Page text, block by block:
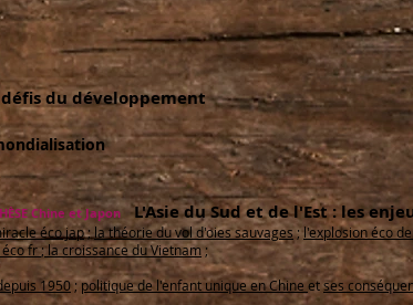
du développement
Chine et Japon L'Asie du Sud et de l'Est : les
éco jap; la théorie du vol d'oies sauvages ;l'explosion éco
éco fr;la croissance du Vietnam;
1950;politique de l'enfant unique en Chineetses